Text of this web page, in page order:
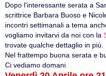
Dopo l'interessante serata a
scrittrice Barbara Buoso e
incontri settimanali a tema
vogliamo invitarvi da noi con la
trovate qualche dettaglio in più.
Nel frattempo buona serata e
Ci vediamo domani.